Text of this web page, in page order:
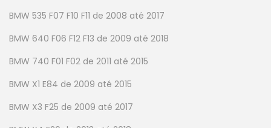
BMW 535 F07 F10 F11 de 2008 até 2017
BMW 640 F06 F12 F13 de 2009 até 2018
BMW 740 F01 F02 de 2011 até 2015
BMW X1 E84 de 2009 até 2015
BMW X3 F25 de 2009 até 2017